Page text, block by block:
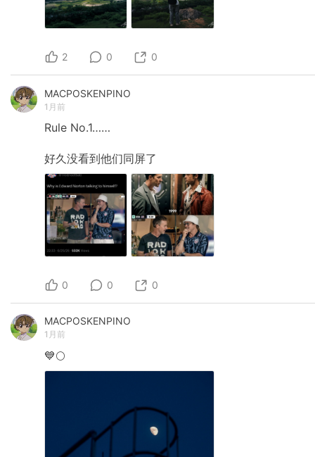
2 0 0
MACPOSKENPINO
1月前
Rule No.1……
好久没看到他们同屏了
0 0 0
MACPOSKENPINO
1月前
💙🌕